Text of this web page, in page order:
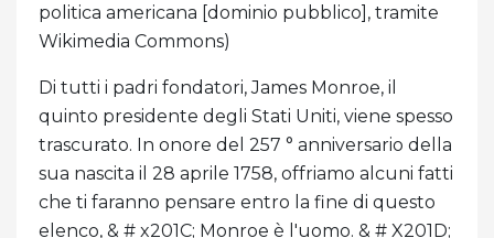
politica americana [dominio pubblico], tramite
Wikimedia Commons)
Di tutti i padri fondatori, James Monroe, il
quinto presidente degli Stati Uniti, viene spesso
trascurato. In onore del 257 ° anniversario della
sua nascita il 28 aprile 1758, offriamo alcuni fatti
che ti faranno pensare entro la fine di questo
elenco, & # x201C; Monroe è l'uomo. & # X201D;